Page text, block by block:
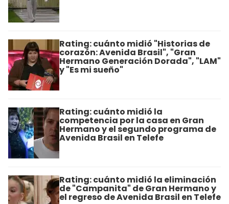
Rating: cuánto midió "Historias de
corazón: Avenida Brasil", "Gran
Hermano Generación Dorada", "LAM"
y "Es mi sueño"
Rating: cuánto midió la
competencia por la casa en Gran
Hermano y el segundo programa de
Avenida Brasil en Telefe
Rating: cuánto midió la eliminación
de "Campanita" de Gran Hermano y
el regreso de Avenida Brasil en Telefe